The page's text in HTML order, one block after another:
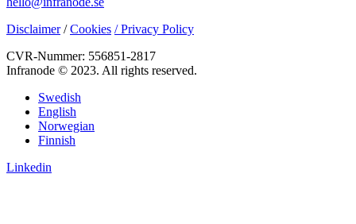
Disclaimer/Cookies / Privacy Policy
CVR-Nummer: 556851-2817
Infranode © 2023. All rights reserved.
Swedish
English
Norwegian
Finnish
Linkedin